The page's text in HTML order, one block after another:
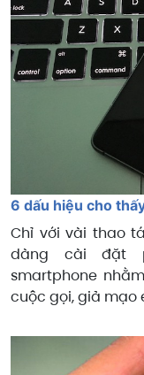
6 dấu hiệu cho
Chỉ với vài thao
dàng cài đặt
smartphone
cuộc gọi, giả mạo